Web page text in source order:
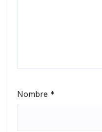
Nombre *